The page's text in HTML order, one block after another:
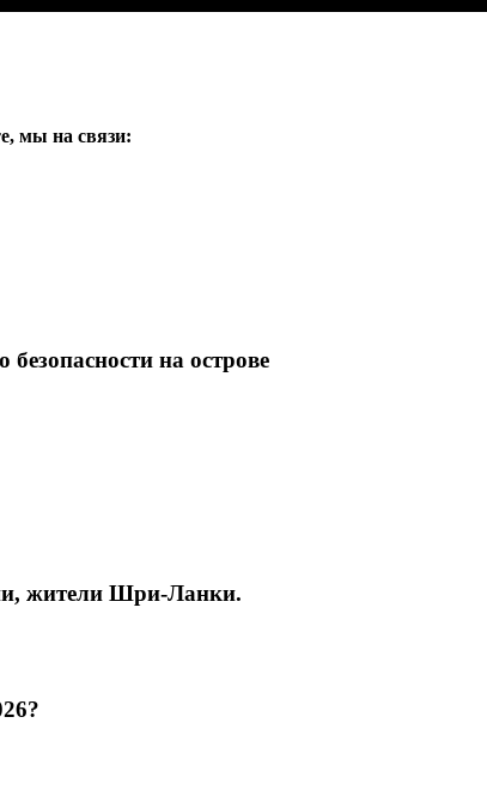
мы на связи:
на острове
жители Шри-Ланки.